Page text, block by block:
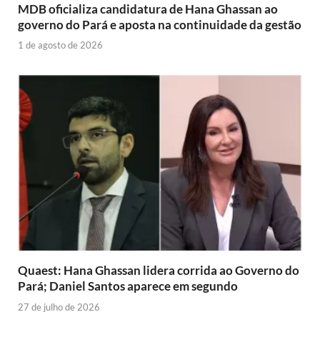
MDB oficializa candidatura de Hana Ghassan ao
governo do Pará e aposta na continuidade da gestão
1 de agosto de 2026
Quaest: Hana Ghassan lidera corrida ao Governo do
Pará; Daniel Santos aparece em segundo
27 de julho de 2026